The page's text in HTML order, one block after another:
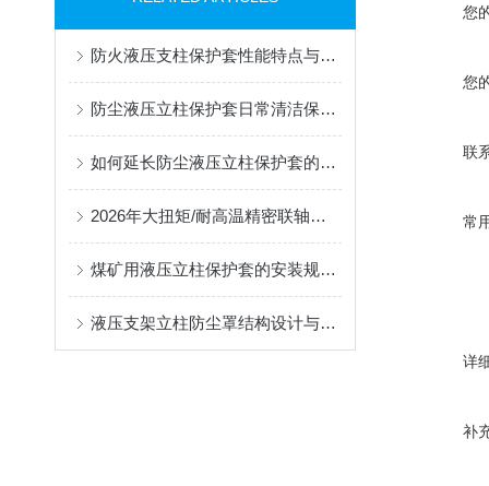
防火液压支柱保护套性能特点与阻燃防护应用
防尘液压立柱保护套日常清洁保养与更换规范
如何延长防尘液压立柱保护套的使用寿命？
2026年大扭矩/耐高温精密联轴器定制找哪家？能实现精准定制的优质厂家盘点
煤矿用液压立柱保护套的安装规范与使用寿命提升方案
液压支架立柱防尘罩结构设计与密封防护原理
您
您
联
常
详
补